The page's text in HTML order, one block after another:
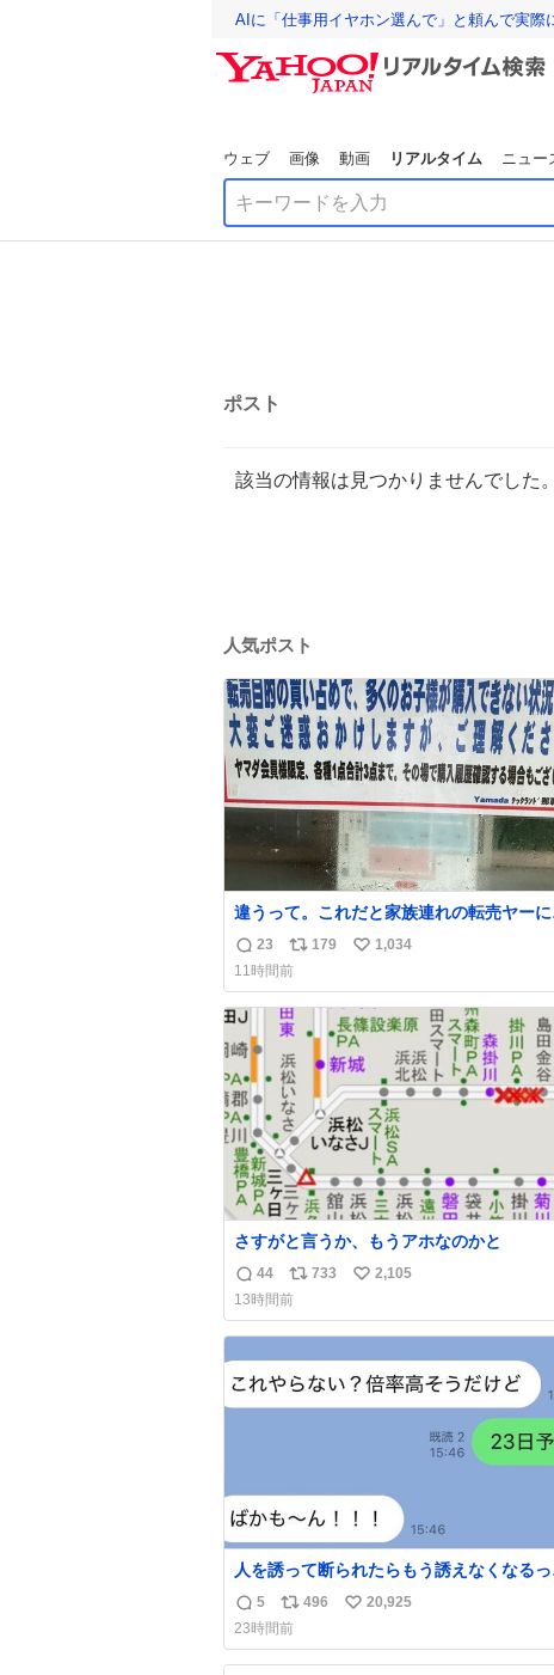
AIに「仕事用イヤホン選んで」と頼んで実際
ウェブ 画像 動画 リアルタイム ニュー
ポスト
該当の情報は見つかりませんでした。
人気ポスト
違うって。これだと家族連れの転売ヤーに
ってかれるだけ。 ポケカと同じで浅はかす
る💦
返
信
数
23
リ
ポ
ス
ト
数
179
い
ね
数
1,034
11時間前
さすがと言うか、もうアホなのかと
返
信
数
44
リ
ポ
ス
ト
数
733
い
ね
数
2,105
13時間前
人を誘って断られたらもう誘えなくなるっ
人、これ見て元気出してほしい
返
信
数
5
リ
ポ
ス
496
い
ね
20,925
23時間前